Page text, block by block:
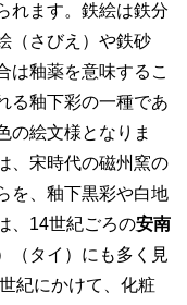
れます。鉄絵は鉄分
（さびえ）や鉄砂
は釉薬を意味するこ
る釉下彩の一種であ
の絵文様となりま
、宋時代の磁州窯の
を、釉下黒彩や白地
、14世紀ごろの安南
（タイ）にも多く見
紀にかけて、化粧